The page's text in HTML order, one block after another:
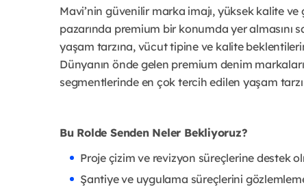
Mavi’nin güvenilir marka imajı, yüksek kalite
pazarında premium bir konumda yer almasını
yaşam tarzına, vücut tipine ve kalite
Dünyanın önde gelen premium denim
segmentlerinde en çok tercih edilen yaşam
Bu Rolde Senden Neler Bekliyoruz?
Proje çizim ve revizyon süreçlerine destek
Şantiye ve uygulama süreçlerini